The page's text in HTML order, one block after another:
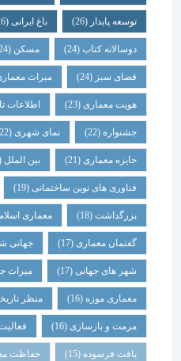
توسعه پایدار(26) باغ ایرانی(26)
دوسالانه کتاب(24) مسکن (24)
فضای سبز(24) میراث معماری (23)
هویت معماری (23) اطلاعات تاریخی(23)
جشنواره(22) نمای شهری(22)
جایزه معماری (21) بین الملل(21)
فناوری های نوین ساختمانی(19)
بزرگداشت (18) معماری اسلامی(18)
گفتمان معماری (17) جهانی شدن(17)
شهر های جهانی(17) میراث جهانی(17)
معماری موزه(16) منظر تاریخی (16)
مرمت و بازسازی(16) فعالیت‌های
بافت فرسوده (15) حفاظت معماری (15)